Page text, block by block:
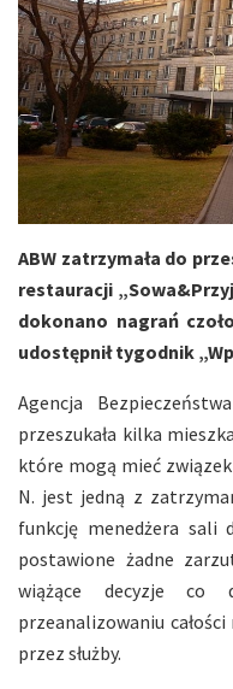
ABW zatrzymała do
restauracji
dokonano nagrań
udostępnił tygodnik
Agencja
przeszukała kilka
które mogą mieć związek
N. jest jedną z
funkcję menedżera sali
postawione żadne
wiążące decyzje
przeanalizowaniu
przez służby.